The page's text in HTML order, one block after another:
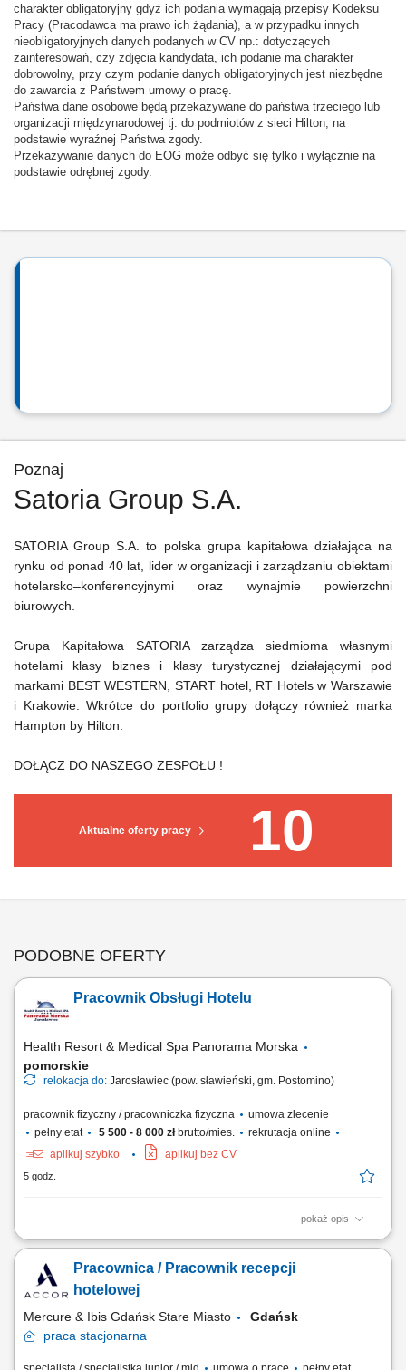
charakter obligatoryjny gdyż ich podania wymagają przepisy Kodeksu
Pracy (Pracodawca ma prawo ich żądania), a w przypadku innych
nieobligatoryjnych danych podanych w CV np.: dotyczących
zainteresowań, czy zdjęcia kandydata, ich podanie ma charakter
dobrowolny, przy czym podanie danych obligatoryjnych jest niezbędne
do zawarcia z Państwem umowy o pracę.
Państwa dane osobowe będą przekazywane do państwa trzeciego lub
organizacji międzynarodowej tj. do podmiotów z sieci Hilton, na
podstawie wyraźnej Państwa zgody.
Przekazywanie danych do EOG może odbyć się tylko i wyłącznie na
podstawie odrębnej zgody.
Poznaj
Satoria Group S.A.
Aktualne oferty pracy 10
SATORIA Group S.A. to polska grupa kapitałowa działająca na
rynku od ponad 40 lat, lider w organizacji i zarządzaniu obiektami
hotelarsko–konferencyjnymi oraz wynajmie powierzchni
biurowych.
Grupa Kapitałowa SATORIA zarządza siedmioma własnymi
hotelami klasy biznes i klasy turystycznej działającymi pod
markami BEST WESTERN, START hotel, RT Hotels w Warszawie
i Krakowie. Wkrótce do portfolio grupy dołączy również marka
Hampton by Hilton.
DOŁĄCZ DO NASZEGO ZESPOŁU !
PODOBNE OFERTY
Pracownik Obsługi Hotelu
Health Resort & Medical Spa Panorama Morska
pomorskie
relokacja do: Jarosławiec (pow. sławieński, gm. Postomino)
pracownik fizyczny / pracowniczka fizyczna
umowa zlecenie
pełny etat
5 500 - 8 000 złbrutto/mies.
rekrutacja online
aplikuj szybko
aplikuj bez CV
5 godz.
pokaż opis
Zakres obowiązków: sprzątanie i przygotowywanie pokoi hotelowych,
wykonywanie innych zadań związanych z bieżącą obsługą hotelu.
Pracownica / Pracownik recepcji
hotelowej
Mercure & Ibis Gdańsk Stare Miasto
Gdańsk
praca stacjonarna